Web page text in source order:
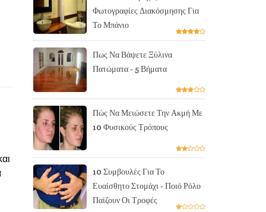
Φωτογραφίες Διακόσμησης Για
Το Μπάνιο
Πως Να Βάψετε Ξύλινα
Πατώματα - 5 Βήματα
Πώς Να Μειώσετε Την Ακμή Με
10 Φυσικούς Τρόπους
10 Συμβουλές Για Το
Ευαίσθητο Στομάχι - Ποιό Ρόλο
Παίζουν Οι Τροφές